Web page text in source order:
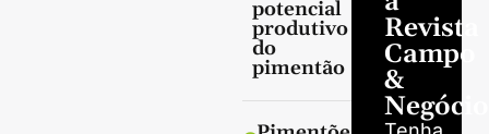
potencial
produtivo
do
pimentão
Revista
Campo
&